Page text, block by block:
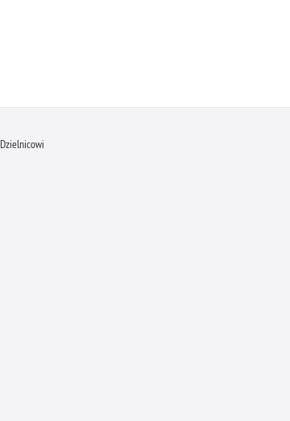
Dzielnicowi